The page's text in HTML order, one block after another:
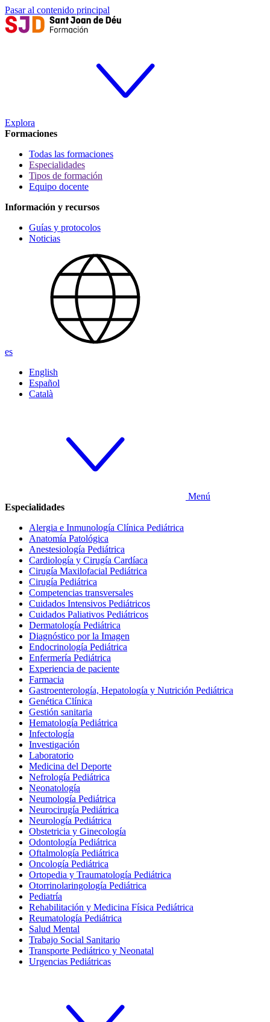
Pasar al contenido principal
Explora
Formaciones
Todas las formaciones
Especialidades
Tipos de formación
Equipo docente
Información y recursos
Guías y protocolos
Noticias
es
English
Español
Català
Menú
Especialidades
Alergia e Inmunología Clínica Pediátrica
Anatomía Patológica
Anestesiología Pediátrica
Cardiología y Cirugía Cardíaca
Cirugía Maxilofacial Pediátrica
Cirugía Pediátrica
Competencias transversales
Cuidados Intensivos Pediátricos
Cuidados Paliativos Pediátricos
Dermatología Pediátrica
Diagnóstico por la Imagen
Endocrinología Pediátrica
Enfermería Pediátrica
Experiencia de paciente
Farmacia
Gastroenterología, Hepatología y Nutrición Pediátrica
Genética Clínica
Gestión sanitaria
Hematología Pediátrica
Infectología
Investigación
Laboratorio
Medicina del Deporte
Nefrología Pediátrica
Neonatología
Neumología Pediátrica
Neurocirugía Pediátrica
Neurología Pediátrica
Obstetricia y Ginecología
Odontología Pediátrica
Oftalmología Pediátrica
Oncología Pediátrica
Ortopedia y Traumatología Pediátrica
Otorrinolaringología Pediátrica
Pediatría
Rehabilitación y Medicina Física Pediátrica
Reumatología Pediátrica
Salud Mental
Trabajo Social Sanitario
Transporte Pediátrico y Neonatal
Urgencias Pediátricas